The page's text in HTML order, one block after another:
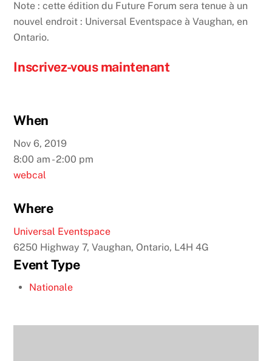
Note : cette édition du Future Forum sera tenue à un
nouvel endroit : Universal Eventspace à Vaughan, en
Ontario.
Inscrivez-vous maintenant
When
Nov 6, 2019
8:00 am - 2:00 pm
webcal
Where
Universal Eventspace
6250 Highway 7, Vaughan, Ontario, L4H 4G
Event Type
Nationale